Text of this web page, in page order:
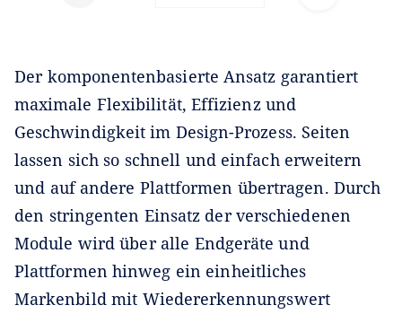
Der komponentenbasierte Ansatz garantiert
maximale Flexibilität, Effizienz und
Geschwindigkeit im Design-Prozess. Seiten
lassen sich so schnell und einfach erweitern
und auf andere Plattformen übertragen. Durch
den stringenten Einsatz der verschiedenen
Module wird über alle Endgeräte und
Plattformen hinweg ein einheitliches
Markenbild mit Wiedererkennungswert